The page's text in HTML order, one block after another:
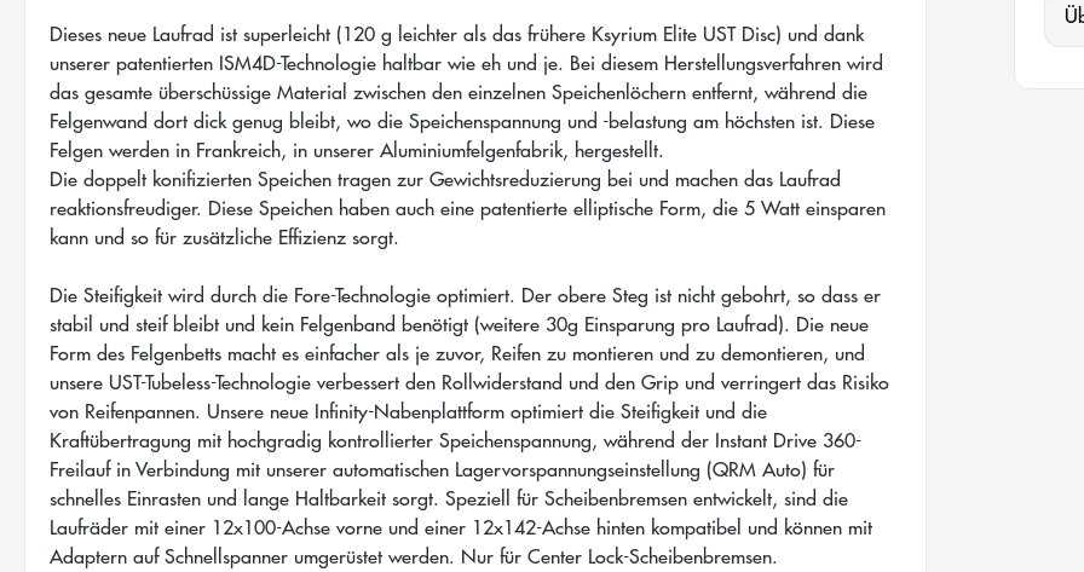
Dieses neue Laufrad ist superleicht (120 g leichter als das frühere Ksyrium Elite UST Disc) und dank
unserer patentierten ISM4D-Technologie haltbar wie eh und je. Bei diesem Herstellungsverfahren wird
das gesamte überschüssige Material zwischen den einzelnen Speichenlöchern entfernt, während die
Felgenwand dort dick genug bleibt, wo die Speichenspannung und -belastung am höchsten ist. Diese
Felgen werden in Frankreich, in unserer Aluminiumfelgenfabrik, hergestellt.
Die doppelt konifizierten Speichen tragen zur Gewichtsreduzierung bei und machen das Laufrad
reaktionsfreudiger. Diese Speichen haben auch eine patentierte elliptische Form, die 5 Watt einsparen
kann und so für zusätzliche Effizienz sorgt.
Die Steifigkeit wird durch die Fore-Technologie optimiert. Der obere Steg ist nicht gebohrt, so dass er
stabil und steif bleibt und kein Felgenband benötigt (weitere 30g Einsparung pro Laufrad). Die neue
Form des Felgenbetts macht es einfacher als je zuvor, Reifen zu montieren und zu demontieren, und
unsere UST-Tubeless-Technologie verbessert den Rollwiderstand und den Grip und verringert das Risiko
von Reifenpannen. Unsere neue Infinity-Nabenplattform optimiert die Steifigkeit und die
Kraftübertragung mit hochgradig kontrollierter Speichenspannung, während der Instant Drive 360-
Freilauf in Verbindung mit unserer automatischen Lagervorspannungseinstellung (QRM Auto) für
schnelles Einrasten und lange Haltbarkeit sorgt. Speziell für Scheibenbremsen entwickelt, sind die
Laufräder mit einer 12x100-Achse vorne und einer 12x142-Achse hinten kompatibel und können mit
Adaptern auf Schnellspanner umgerüstet werden. Nur für Center Lock-Scheibenbremsen.